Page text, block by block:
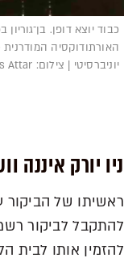
כבוד יוצא דופן.
האורתודוקסיה
יוניברסיטי | צילום: Photographers Attar
ניו יורק איננה
ראשיתו של הביקור
להתקבל לביקור
להזמין אותו לבית